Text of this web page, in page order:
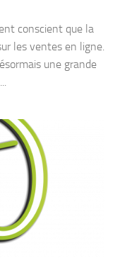
conscient que la
​​les ventes en ligne.
une grande